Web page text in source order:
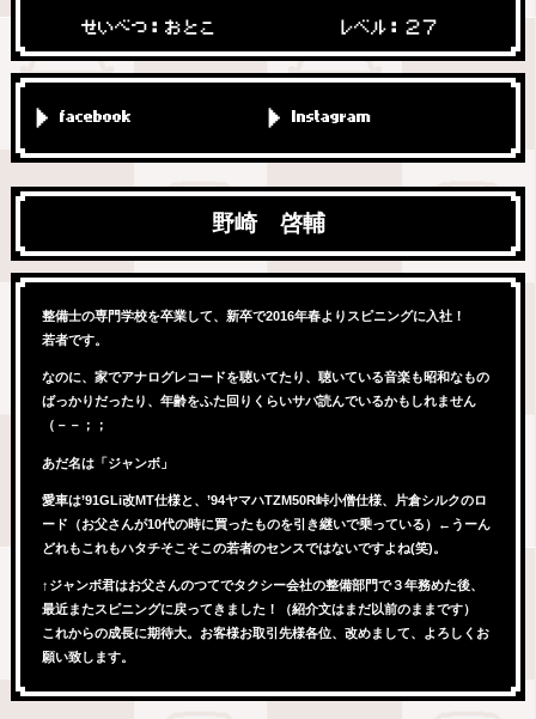
せいべつ：おとこ レベル：２７
facebook Instagram
野崎 啓輔
整備士の専門学校を卒業して、新卒で2016年春よりスピニングに入社！
若者です。
なのに、家でアナログレコードを聴いてたり、聴いている音楽も昭和なもの
ばっかりだったり、年齢をふた回りくらいサバ読んでいるかもしれません
（－－；；
あだ名は「ジャンボ」
愛車は’91GLi改MT仕様と、’94ヤマハTZM50R峠小僧仕様、片倉シルクのロ
ード（お父さんが10代の時に買ったものを引き継いで乗っている）←うーん
どれもこれもハタチそこそこの若者のセンスではないですよね(笑)。
↑ジャンボ君はお父さんのつてでタクシー会社の整備部門で３年務めた後、
最近またスピニングに戻ってきました！（紹介文はまだ以前のままです）
これからの成長に期待大。お客様お取引先様各位、改めまして、よろしくお
願い致します。